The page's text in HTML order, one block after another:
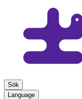
Sök
Language